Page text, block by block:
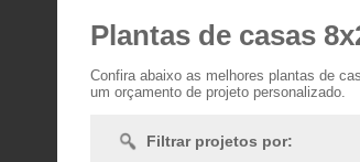
Plantas de casas
Confira abaixo as melhores plantas de
um orçamento de projeto personalizado.
Filtrar projetos por: